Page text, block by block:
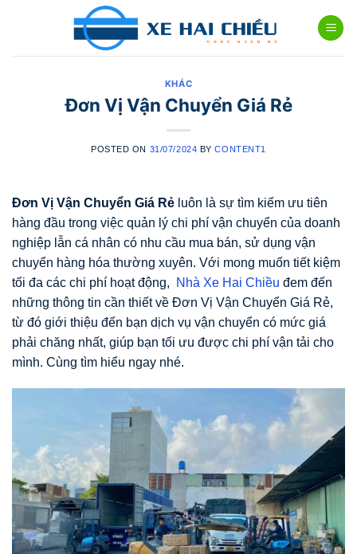
KHÁC
Đơn Vị Vận Chuyển Giá Rẻ
POSTED ON 31/07/2024 BYCONTENT1
Đơn Vị Vận Chuyển Giá Rẻ luôn là sự tìm kiếm ưu tiên
hàng đầu trong việc quản lý chi phí vận chuyển của doanh
nghiệp lẫn cá nhân có nhu cầu mua bán, sử dụng vận
chuyển hàng hóa thường xuyên. Với mong muốn tiết kiệm
tối đa các chi phí hoạt động,
Nhà Xe Hai Chiều đem đến
những thông tin cần thiết về Đơn Vị Vận Chuyển Giá Rẻ,
từ đó giới thiệu đến bạn dịch vụ vận chuyển có mức giá
phải chăng nhất, giúp bạn tối ưu được chi phí vận tải cho
mình. Cùng tìm hiểu ngay nhé.